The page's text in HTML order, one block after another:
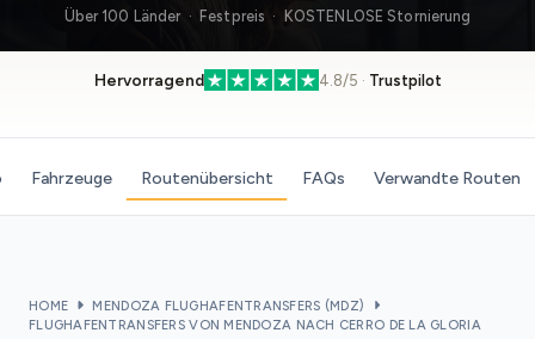
Über 100 Länder · Festpreis · KOSTENLOSE Stornierung
Hervorragend 4.8/5 · Trustpilot
Fahrzeuge Routenübersicht FAQs Verwandte Routen
HOME
MENDOZA FLUGHAFENTRANSFERS (MDZ)
FLUGHAFENTRANSFERS VON MENDOZA NACH CERRO DE LA GLORIA